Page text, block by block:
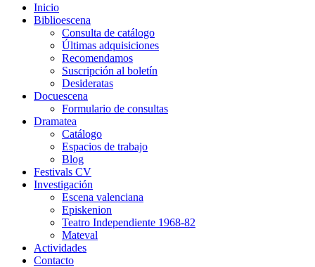
Inicio
Biblioescena
Consulta de catálogo
Últimas adquisiciones
Recomendamos
Suscripción al boletín
Desideratas
Docuescena
Formulario de consultas
Dramatea
Catálogo
Espacios de trabajo
Blog
Festivals CV
Investigación
Escena valenciana
Episkenion
Teatro Independiente 1968-82
Mateval
Actividades
Contacto